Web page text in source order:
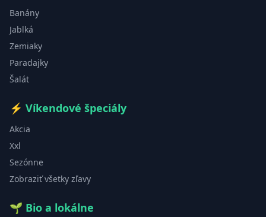
Banány
Jablká
Zemiaky
Paradajky
Šalát
⚡ Víkendové špeciály
Akcia
Xxl
Sezónne
Zobraziť všetky zľavy
🌱 Bio a lokálne